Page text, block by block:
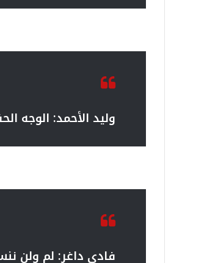
وليد الأحمد: الوجه
فادي داغر: لم ولن